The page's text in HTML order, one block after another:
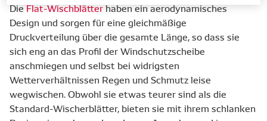
DieFlat-Wischblätterhaben ein aerodynamisches
Design und sorgen für eine gleichmäßige
Druckverteilung über die gesamte Länge, so dass sie
sich eng an das Profil der Windschutzscheibe
anschmiegen und selbst bei widrigsten
Wetterverhältnissen Regen und Schmutz leise
wegwischen. Obwohl sie etwas teurer sind als die
Standard-Wischerblätter, bieten sie mit ihrem schlanken